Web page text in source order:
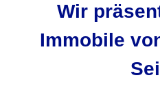
Wir
Immobile